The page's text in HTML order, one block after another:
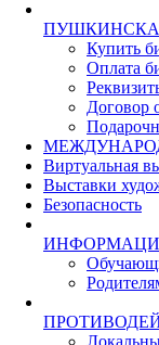
Купить
Оплата
Договор
Виртуальная
Выставки
Безопасность